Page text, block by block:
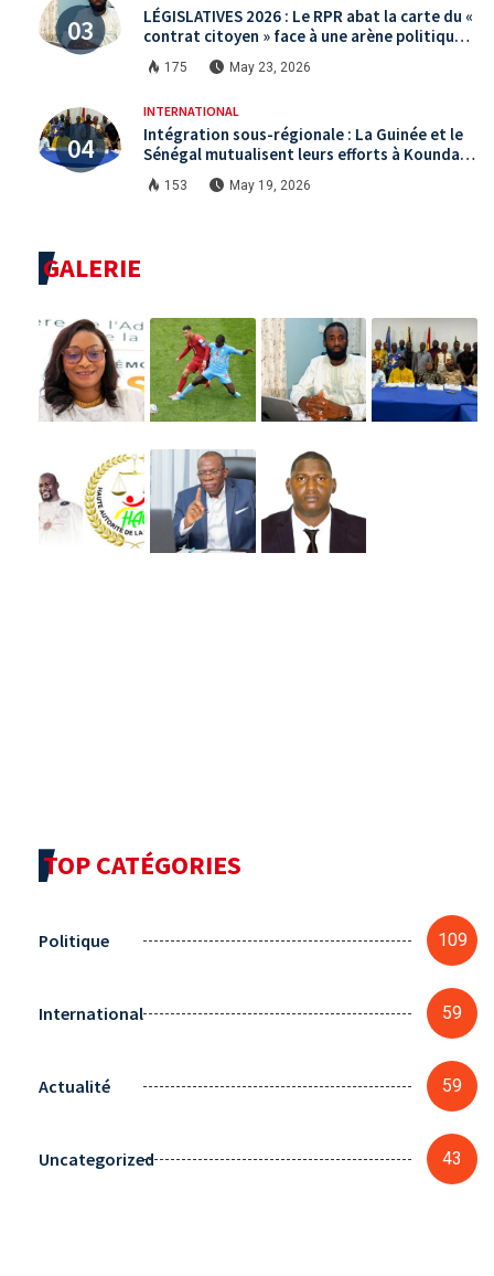
LÉGISLATIVES 2026 : Le RPR abat la carte du «
contrat citoyen » face à une arène politique
saturée.
175 May 23, 2026
INTERNATIONAL
Intégration sous-régionale : La Guinée et le
Sénégal mutualisent leurs efforts à Koundara
via le programme RéZo
153 May 19, 2026
GALERIE
TOP CATÉGORIES
Politique 109
International 59
Actualité 59
Uncategorized 43